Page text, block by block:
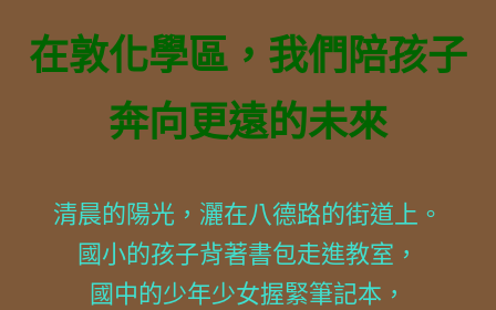
在敦化學區，我們陪孩子
奔向更遠的未來
清晨的陽光，灑在八德路的街道上。
國小的孩子背著書包走進教室，
國中的少年少女握緊筆記本，